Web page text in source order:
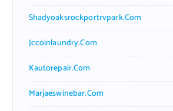
Shadyoaksrockportrvpark.com
Jccoinlaundry.com
Kautorepair.com
Marjaeswinebar.com